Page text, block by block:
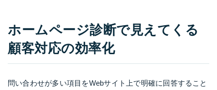
ホームページ診断で見えてくる
顧客対応の効率化
問い合わせが多い項目をWebサイト上で明確に回答すること